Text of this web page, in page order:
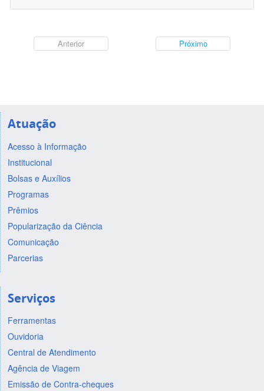
Anterior Próximo
Atuação
Acesso à Informação
Institucional
Bolsas e Auxílios
Programas
Prêmios
Popularização da Ciência
Comunicação
Parcerias
Serviços
Ferramentas
Ouvidoria
Central de Atendimento
Agência de Viagem
Emissão de Contra-cheques